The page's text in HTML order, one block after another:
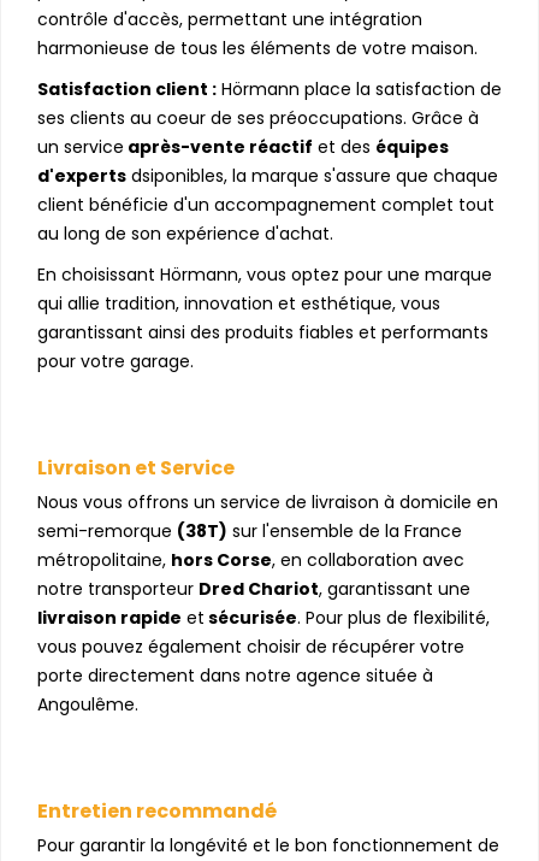
contrôle d'accès, permettant une intégration
harmonieuse de tous les éléments de votre maison.
Satisfaction client : Hörmann place la satisfaction de
ses clients au coeur de ses préoccupations. Grâce à
un service après-vente réactif et des équipes
d'experts dsiponibles, la marque s'assure que chaque
client bénéficie d'un accompagnement complet tout
au long de son expérience d'achat.
En choisissant Hörmann, vous optez pour une marque
qui allie tradition, innovation et esthétique, vous
garantissant ainsi des produits fiables et performants
pour votre garage.
Livraison et Service
Nous vous offrons un service de livraison à domicile en
semi-remorque (38T) sur l'ensemble de la France
métropolitaine, hors Corse, en collaboration avec
notre transporteur Dred Chariot, garantissant une
livraison rapide et sécurisée. Pour plus de flexibilité,
vous pouvez également choisir de récupérer votre
porte directement dans notre agence située à
Angoulême.
Entretien recommandé
Pour garantir la longévité et le bon fonctionnement de